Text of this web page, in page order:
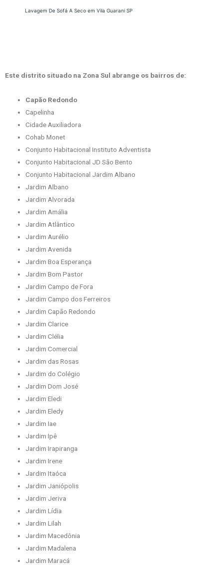
Lavagem De Sofá A Seco em Vila Guarani SP
Este distrito situado na Zona Sul abrange os bairros de:
Capão Redondo
Capelinha
Cidade Auxiliadora
Cohab Monet
Conjunto Habitacional Instituto Adventista
Conjunto Habitacional JD São Bento
Conjunto Habitacional Jardim Albano
Jardim Albano
Jardim Alvorada
Jardim Amália
Jardim Atlântico
Jardim Aurélio
Jardim Avenida
Jardim Boa Esperança
Jardim Bom Pastor
Jardim Campo de Fora
Jardim Campo dos Ferreiros
Jardim Capão Redondo
Jardim Clarice
Jardim Clélia
Jardim Comercial
Jardim das Rosas
Jardim do Colégio
Jardim Dom José
Jardim Eledi
Jardim Eledy
Jardim Iae
Jardim Ipê
Jardim Irapiranga
Jardim Irene
Jardim Itaóca
Jardim Janiópolis
Jardim Jeriva
Jardim Lídia
Jardim Lilah
Jardim Macedônia
Jardim Madalena
Jardim Maracá